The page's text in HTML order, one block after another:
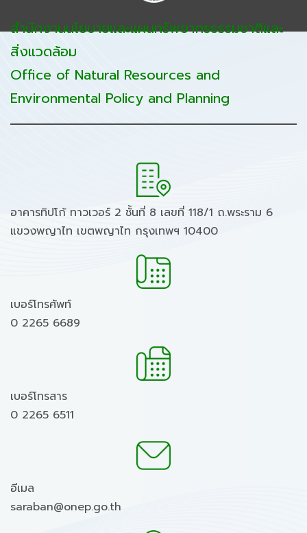
สำนักงานนโยบายและแผนทรัพยากรธรรมชาติและ
สิ่งแวดล้อม
Office of Natural Resources and
Environmental Policy and Planning
อาคารทิปโก้ ทาวเวอร์ 2 ชั้นที่ 8 เลขที่ 118/1 ถ.พระราม 6
แขวงพญาไท เขตพญาไท กรุงเทพฯ 10400
เบอร์โทรศัพท์
0 2265 6689
เบอร์โทรสาร
0 2265 6511
อีเมล
saraban@onep.go.th